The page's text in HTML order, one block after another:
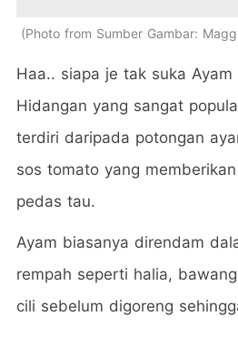
Photo from Sumber Gambar:
Haa.. siapa je tak suka
Hidangan yang sangat
terdiri daripada potongan
sos tomato yang
pedas tau.
Ayam biasanya direndam
rempah seperti halia,
cili sebelum digoreng